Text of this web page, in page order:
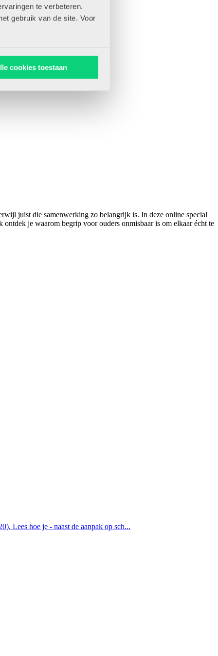
te verbeteren.
gebruik van de site. Voor
cookies toestaan
juist die samenwerking zo belangrijk is. In deze online special
je waarom begrip voor ouders onmisbaar is om elkaar écht te
Lees hoe je - naast de aanpak op sch...